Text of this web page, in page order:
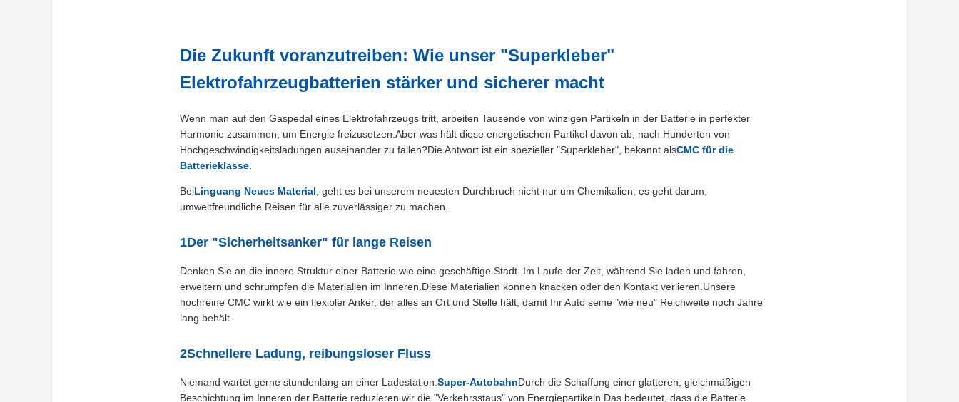
Die Zukunft voranzutreiben: Wie unser "Superkleber"
Elektrofahrzeugbatterien stärker und sicherer macht
Wenn man auf den Gaspedal eines Elektrofahrzeugs tritt, arbeiten Tausende von winzigen Partikeln in der Batterie in perfekter
Harmonie zusammen, um Energie freizusetzen.Aber was hält diese energetischen Partikel davon ab, nach Hunderten von
Hochgeschwindigkeitsladungen auseinander zu fallen?Die Antwort ist ein spezieller "Superkleber", bekannt alsCMC für die
Batterieklasse
BeiLinguang Neues Material , geht es bei unserem neuesten Durchbruch nicht nur um Chemikalien; es geht darum,
umweltfreundliche Reisen für alle zuverlässiger zu machen.
1Der "Sicherheitsanker" für lange Reisen
Denken Sie an die innere Struktur einer Batterie wie eine geschäftige Stadt. Im Laufe der Zeit, während Sie laden und fahren,
erweitern und schrumpfen die Materialien im Inneren.Diese Materialien können knacken oder den Kontakt verlieren.Unsere
hochreine CMC wirkt wie ein flexibler Anker, der alles an Ort und Stelle hält, damit Ihr Auto seine "wie neu" Reichweite noch Jahre
lang behält.
2Schnellere Ladung, reibungsloser Fluss
Niemand wartet gerne stundenlang an einer Ladestation. Super-AutobahnDurch die Schaffung einer glatteren, gleichmäßigen
Beschichtung im Inneren der Batterie reduzieren wir die "Verkehrsstaus" von Energiepartikeln.Das bedeutet, dass die Batterie